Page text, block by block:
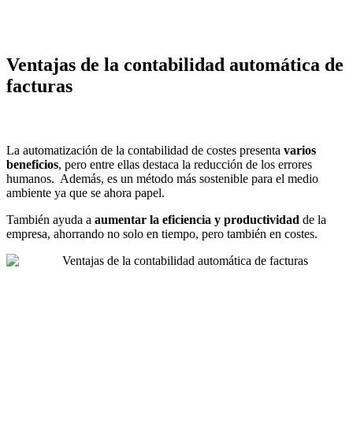
Ventajas de la contabilidad automática de
facturas
La automatización de la contabilidad de costes presenta varios
beneficios, pero entre ellas destaca la reducción de los errores
humanos. Además, es un método más sostenible para el medio
ambiente ya que se ahora papel.
También ayuda a aumentar la eficiencia y productividad de la
empresa, ahorrando no solo en tiempo, pero también en costes.